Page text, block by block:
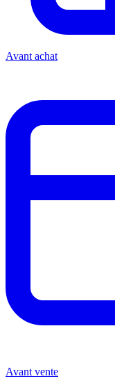
Avant achat
Avant vente